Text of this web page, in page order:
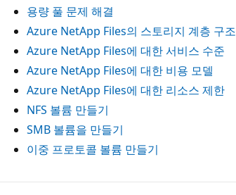
용량 풀 문제 해결
Azure NetApp Files의 스토리지 계층 구조
Azure NetApp Files에 대한 서비스 수준
Azure NetApp Files에 대한 비용 모델
Azure NetApp Files에 대한 리소스 제한
NFS 볼륨 만들기
SMB 볼륨을 만들기
이중 프로토콜 볼륨 만들기